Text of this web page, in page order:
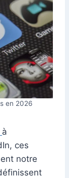
en 2026
à
ces
notre